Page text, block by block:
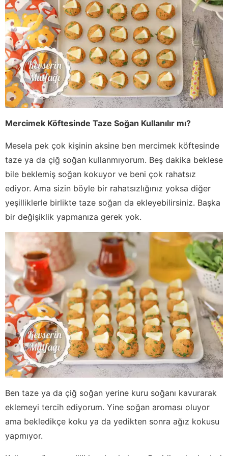
Mercimek Köftesinde Taze Soğan Kullanılır mı?
Mesela pek çok kişinin aksine ben mercimek köftesinde
taze ya da çiğ soğan kullanmıyorum. Beş dakika beklese
bile beklemiş soğan kokuyor ve beni çok rahatsız
ediyor. Ama sizin böyle bir rahatsızlığınız yoksa diğer
yeşilliklerle birlikte taze soğan da ekleyebilirsiniz. Başka
bir değişiklik yapmanıza gerek yok.
Ben taze ya da çiğ soğan yerine kuru soğanı kavurarak
eklemeyi tercih ediyorum. Yine soğan aroması oluyor
ama bekledikçe koku ya da yedikten sonra ağız kokusu
yapmıyor.